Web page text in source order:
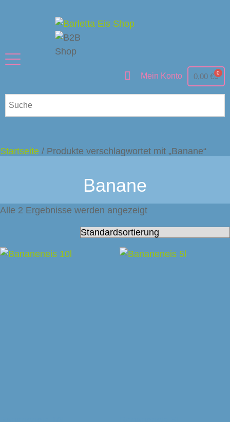
Mein Konto 0,00 € 0
Startseite / Produkte verschlagwortet mit „Banane“
Banane
Alle 2 Ergebnisse werden angezeigt